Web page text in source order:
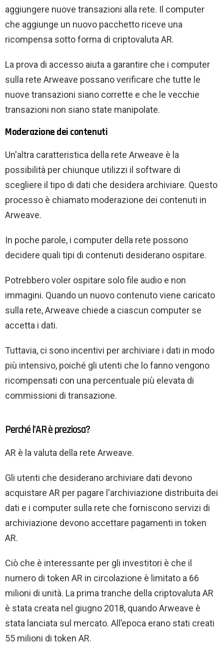
aggiungere nuove transazioni alla rete. Il computer
che aggiunge un nuovo pacchetto riceve una
ricompensa sotto forma di criptovaluta AR.
La prova di accesso aiuta a garantire che i computer
sulla rete Arweave possano verificare che tutte le
nuove transazioni siano corrette e che le vecchie
transazioni non siano state manipolate.
Moderazione dei contenuti
Un'altra caratteristica della rete Arweave è la
possibilità per chiunque utilizzi il software di
scegliere il tipo di dati che desidera archiviare. Questo
processo è chiamato moderazione dei contenuti in
Arweave.
In poche parole, i computer della rete possono
decidere quali tipi di contenuti desiderano ospitare.
Potrebbero voler ospitare solo file audio e non
immagini. Quando un nuovo contenuto viene caricato
sulla rete, Arweave chiede a ciascun computer se
accetta i dati.
Tuttavia, ci sono incentivi per archiviare i dati in modo
più intensivo, poiché gli utenti che lo fanno vengono
ricompensati con una percentuale più elevata di
commissioni di transazione.
Perché l’AR è preziosa?
AR è la valuta della rete Arweave.
Gli utenti che desiderano archiviare dati devono
acquistare AR per pagare l'archiviazione distribuita dei
dati e i computer sulla rete che forniscono servizi di
archiviazione devono accettare pagamenti in token
AR.
Ciò che è interessante per gli investitori è che il
numero di token AR in circolazione è limitato a 66
milioni di unità. La prima tranche della criptovaluta AR
è stata creata nel giugno 2018, quando Arweave è
stata lanciata sul mercato. All’epoca erano stati creati
55 milioni di token AR.